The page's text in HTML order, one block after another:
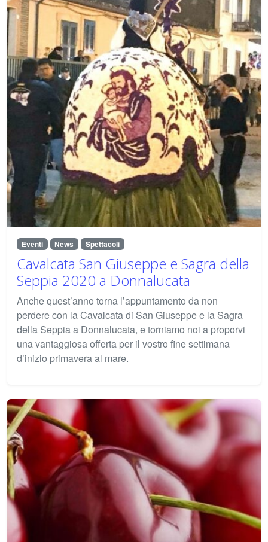
Eventi News Spettacoli
Cavalcata San Giuseppe e Sagra della
Seppia 2020 a Donnalucata
Anche quest’anno torna l’appuntamento da non
perdere con la Cavalcata di San Giuseppe e la Sagra
della Seppia a Donnalucata, e torniamo noi a proporvi
una vantaggiosa offerta per il vostro fine settimana
d’inizio primavera al mare.